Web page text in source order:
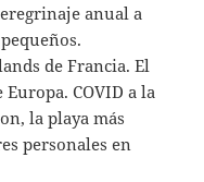
anual a
de Francia. El
COVID a la
la playa más
personales en